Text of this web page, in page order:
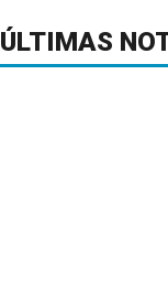
ÚLTIMAS